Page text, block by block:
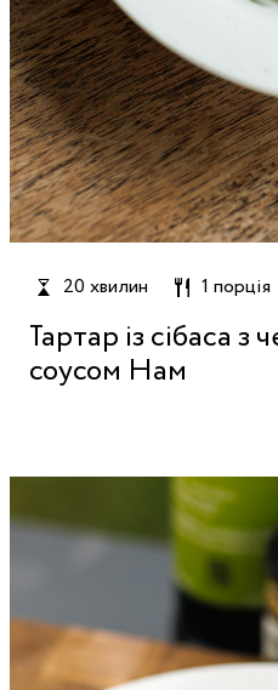
20 хвилин 1 порція
Тартар із сібаса
соусом Нам